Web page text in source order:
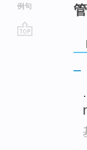
例句